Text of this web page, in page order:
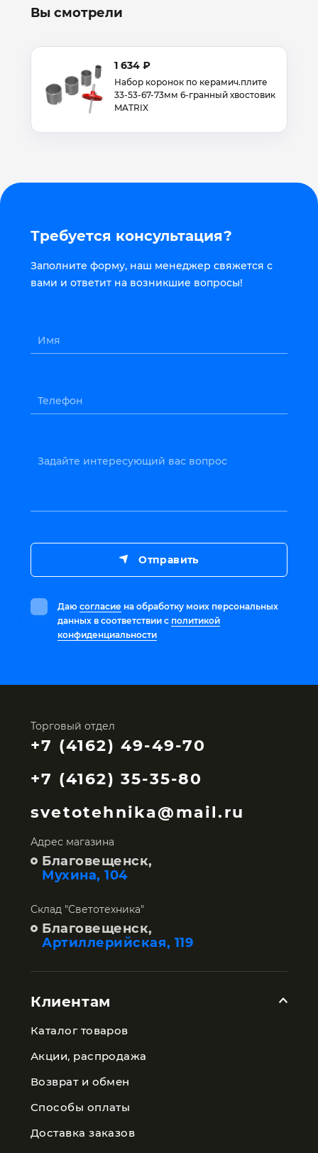
Вы смотрели
1 634 ₽
Набор коронок по керамич.плите
33-53-67-73мм 6-гранный хвостовик
MATRIX
Требуется консультация?
Заполните форму, наш менеджер свяжется с
вами и ответит на возникшие вопросы!
Имя
Телефон
Задайте интересующий вас вопрос
Даю согласие на обработку моих персональных
данных в соответствии с политикой
конфиденциальности
Отправить
Торговый отдел
+7 (4162) 49-49-70
+7 (4162) 35-35-80
svetotehnika@mail.ru
Адрес магазина
Благовещенск,
Мухина, 104
Склад "Светотехника"
Благовещенск,
Артиллерийская, 119
Клиентам
Каталог товаров
Акции, распродажа
Возврат и обмен
Способы оплаты
Доставка заказов